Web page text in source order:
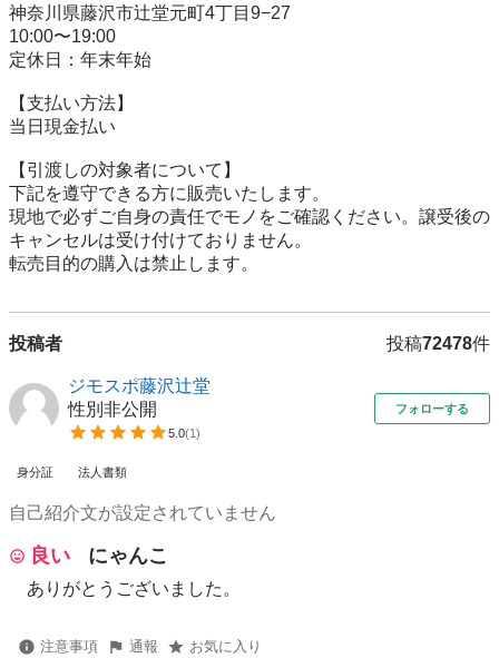
神奈川県藤沢市辻堂元町4丁目9−27
10:00〜19:00
定休日：年末年始
【⽀払い⽅法】
当日現金払い
【引渡しの対象者について】
下記を遵守できる⽅に販売いたします。
現地で必ずご⾃⾝の責任でモノをご確認ください。譲受後の
キャンセルは受け付けておりません。
転売⽬的の購⼊は禁⽌します。
投稿者 投稿72478件
ジモスポ藤沢辻堂
性別非公開
5.0(1)
フォローする
身分証 法人書類
自己紹介文が設定されていません
良い にゃんこ
ありがとうございました。
注意事項 通報 お気に入り